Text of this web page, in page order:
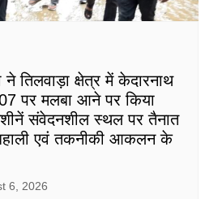
ने तिलवाड़ा क्षेत्र में केदारनाथ
107 पर मलबा आने पर किया
संवेदनशील स्थल पर तैनात
बहाली एवं तकनीकी आकलन के
6, 2026